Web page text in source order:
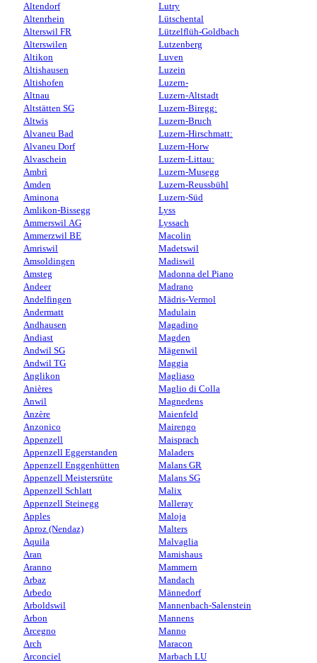
Altendorf
Altenrhein
Alterswil FR
Alterswilen
Altikon
Altishausen
Altishofen
Altnau
Altstätten SG
Altwis
Alvaneu Bad
Alvaneu Dorf
Alvaschein
Ambrì
Amden
Aminona
Amlikon-Bissegg
Ammerswil AG
Ammerzwil BE
Amriswil
Amsoldingen
Amsteg
Andeer
Andelfingen
Andermatt
Andhausen
Andiast
Andwil SG
Andwil TG
Anglikon
Anières
Anwil
Anzère
Anzonico
Appenzell
Appenzell Eggerstanden
Appenzell Enggenhütten
Appenzell Meistersrüte
Appenzell Schlatt
Appenzell Steinegg
Apples
Aproz (Nendaz)
Aquila
Aran
Aranno
Arbaz
Arbedo
Arboldswil
Arbon
Arcegno
Arch
Arconciel
Lutry
Lütschental
Lützelflüh-Goldbach
Lutzenberg
Luven
Luzein
Luzern-
Luzern-Altstadt
Luzern-Biregg:
Luzern-Bruch
Luzern-Hirschmatt:
Luzern-Horw
Luzern-Littau:
Luzern-Musegg
Luzern-Reussbühl
Luzern-Süd
Lyss
Lyssach
Macolin
Madetswil
Madiswil
Madonna del Piano
Madrano
Mädris-Vermol
Madulain
Magadino
Magden
Mägenwil
Maggia
Magliaso
Maglio di Colla
Magnedens
Maienfeld
Mairengo
Maisprach
Maladers
Malans GR
Malans SG
Malix
Malleray
Maloja
Malters
Malvaglia
Mamishaus
Mammern
Mandach
Männedorf
Mannenbach-Salenstein
Mannens
Manno
Maracon
Marbach LU